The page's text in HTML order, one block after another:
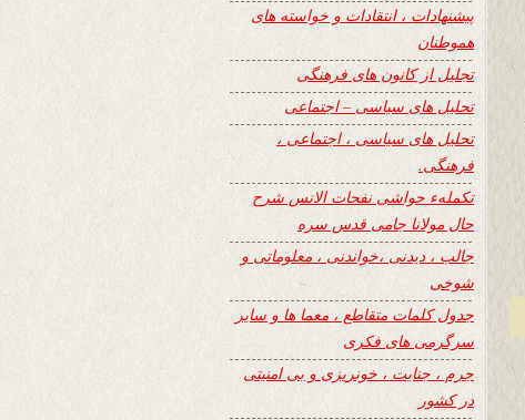
پیشنهادات ، انتقادات و خواسته های
هموطنان
تجلیل از کانون های فرهنگی
تحلیل های سیاسی – اجتماعی
تحلیل های سیاسی ، اجتماعی ،
فرهنگی.
تکملهء حواشی نفحات الانس شرح
حال مولانا جامی قدس سره
جالب ، دیدنی ،خواندنی ، معلوماتی و
شوخی
جدول کلمات متقاطع ، معما ها و سایر
سرگرمی های فکری
جرم ، جنایت ، خونریزی و بی امنیتی
در کشور